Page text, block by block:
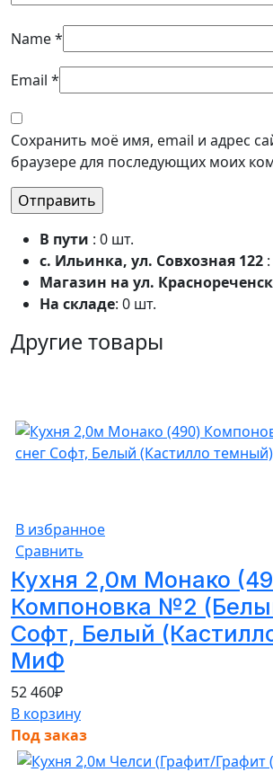
Name*
Email *
Сохранить моё имя, email и адрес
браузере для последующих моих
В пути : 0 шт.
с. Ильинка, ул. Совхозная 122
Магазин на ул.
На складе: 0 шт.
Другие товары
В избранное
Сравнить
Кухня 2,0м Монако
Компоновка №2
Софт, Белый
МиФ
52 460₽
В корзину
Под заказ